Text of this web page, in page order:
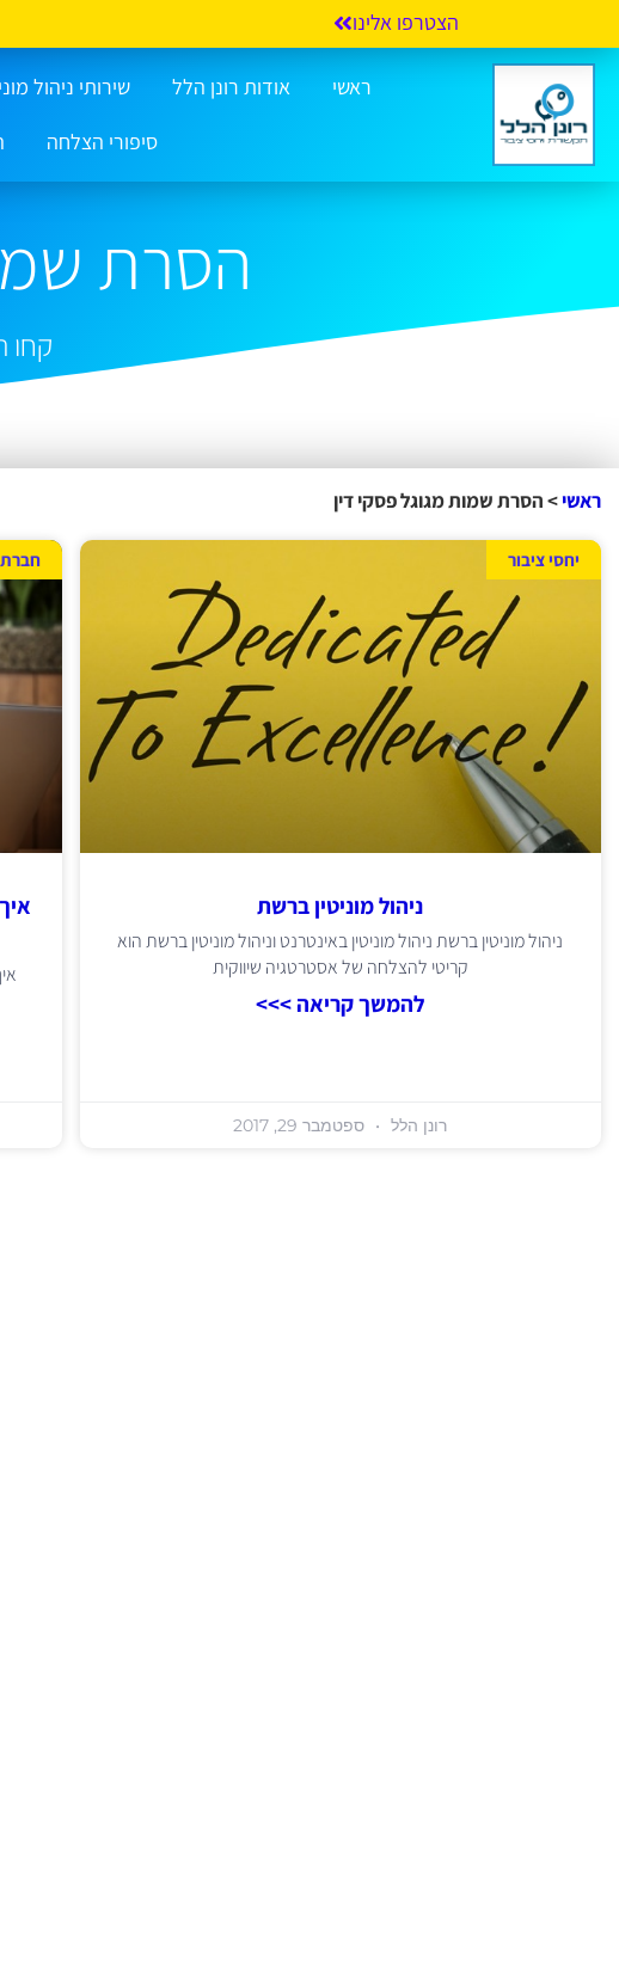
הצטרפו אלינו
ראשי אודות רונן הלל שירותי ניהול
סיפורי הצלחה
הסרת
קחו
ראשי>הסרת שמות מגוגל פסקי דין
יחסי ציבור
ניהול מוניטין ברשת
ניהול מוניטין ברשת ניהול מוניטין באינטרנט וניהול מוניטין ברשת הוא
קריטי להצלחה של אסטרטגיה שיווקית
להמשך קריאה >>>
רונן הלל ספטמבר 29, 2017
חברת